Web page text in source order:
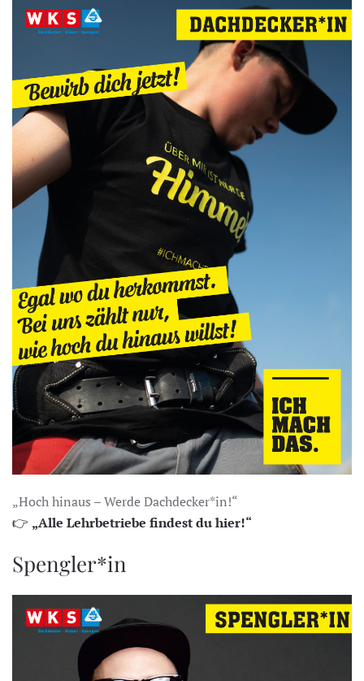
„Hoch hinaus – Werde Dachdecker*in!“
👉 „Alle Lehrbetriebe findest du hier!“
Spengler*in